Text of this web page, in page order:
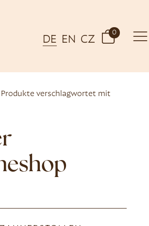
DE EN CZ
0
verschlagwortet mit